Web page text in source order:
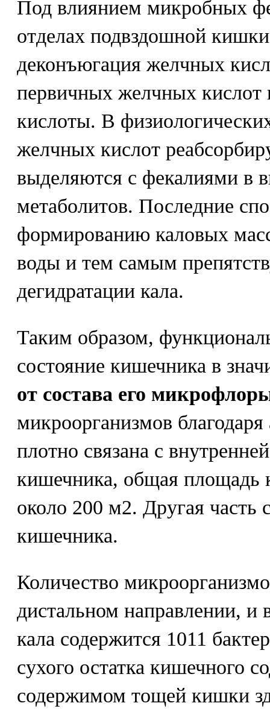
Под влиянием микробных
отделах подвздошной
деконъюгация желчных
первичных желчных
кислоты. В
желчных кислот
выделяются с фекалиями в
метаболитов. Последние
формированию каловых
воды и тем самым
дегидратации кала.
Таким образом,
состояние кишечника в
от состава его
микроорганизмов
плотно связана с
кишечника, общая площадь
около 200 м2. Другая часть
кишечника.
Количество
дистальном направлении, и
кала содержится 1011
сухого остатка кишечного
содержимом тощей кишки